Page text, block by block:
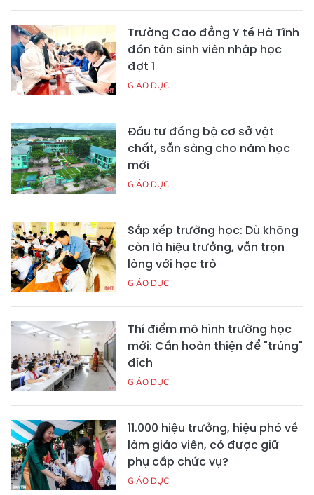
Trường Cao đẳng Y tế Hà Tĩnh
đón tân sinh viên nhập học
đợt 1
GIÁO DỤC
Đầu tư đồng bộ cơ sở vật
chất, sẵn sàng cho năm học
mới
GIÁO DỤC
Sắp xếp trường học: Dù không
còn là hiệu trưởng, vẫn trọn
lòng với học trò
GIÁO DỤC
Thí điểm mô hình trường học
mới: Cần hoàn thiện để "trúng"
đích
GIÁO DỤC
11.000 hiệu trưởng, hiệu phó về
làm giáo viên, có được giữ
phụ cấp chức vụ?
GIÁO DỤC